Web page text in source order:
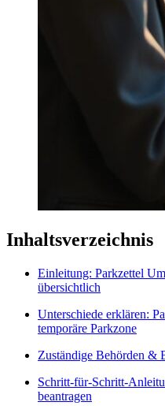
Inhaltsverzeichnis
Einleitung: Parkzettel
übersichtlich
Unterschiede erklären:
temporäre Parkzone
Zuständige Behörden &
Schritt-für-Schritt-
beantragen